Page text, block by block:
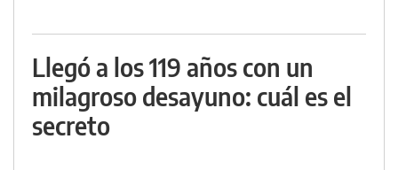
Llegó a los 119 años con un
milagroso desayuno: cuál es el
secreto